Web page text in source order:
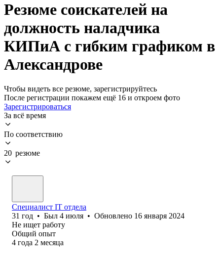
Резюме соискателей на
должность наладчика
КИПиА с гибким графиком в
Александрове
Чтобы видеть все резюме, зарегистрируйтесь
После регистрации покажем ещё 16 и откроем фото
Зарегистрироваться
За всё время
По соответствию
20 резюме
Специалист IT отдела
31 год • Был 4 июля • Обновлено 16 января 2024
Не ищет работу
Общий опыт
4 года 2 месяца